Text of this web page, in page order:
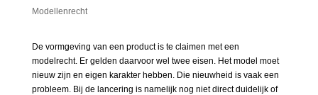
Modellenrecht
De vormgeving van een product is te claimen met een
modelrecht. Er gelden daarvoor wel twee eisen. Het model moet
nieuw zijn en eigen karakter hebben. Die nieuwheid is vaak een
probleem. Bij de lancering is namelijk nog niet direct duidelijk of